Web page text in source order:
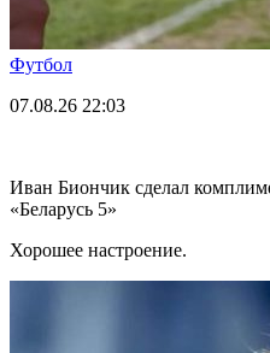
Футбол
07.08.26 22:03
Иван Биончик сделал
«Беларусь 5»
Хорошее настроение.